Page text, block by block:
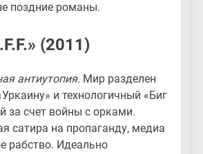
поздние романы.
(2011)
антиутопия. Мир разделен
и технологичный «Биг
за счет войны с орками.
сатира на пропаганду, медиа
рабство. Идеально